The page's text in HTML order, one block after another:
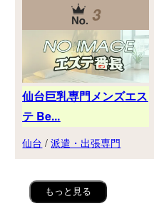
3
仙台巨乳専門メンズエス
テ Be...
仙台 /派遣・出張専門
もっと見る